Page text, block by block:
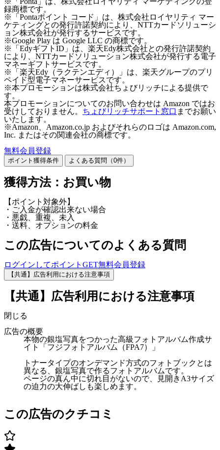
録商標です。
※「Pontaポイント コード」は、株式会社ロイヤリティ マー
ケティングとの発行許諾契約により、NTTカードソリューシ
ョン株式会社が発行するサービスです。
※Google Play は Google LLC の商標です。
※「EdyギフトID」は、楽天Edy株式会社との発行許諾契約
により、NTTカードソリューション株式会社が発行する電子
マネーギフトサービスです。
※「楽天Edy（ラクテンエディ）」は、楽天グループのプリ
ペイド型電子マネーサービスです。
※本プロモーションは株式会社ちょびリッチによる提供で
す。
本プロモーションについてのお問い合わせは Amazon ではお
受けしておりません。 ちょびリッチサポート窓口 までお願い
いたします。
※Amazon、Amazon.co.jp およびそれらのロゴは Amazon.com,
Inc. またはその関連会社の商標です。
無料会員登録
ポイント獲得条件 よくある質問（0件）
獲得方法：お買い物
【ポイント対象外】
・ご入金が確認出来ない場合
・悪戯、重複、未入
・送料、オプションの料金
この広告についてのよくある質問
ログインしてポイントGET無料会員登録
【共通】広告利用における注意事項
【共通】広告利用における注意事項
閉じる
広告の概要
本物の銀塩写真をつかった高級フォトアルバム作成サ
イト「フジフォトアルバム（FPA7）」
トナータイプのオンデマンド方式のフォトブックとは
異なる、銀塩写真で作るフォトアルバムです。
ページの真ん中に切れ目がないので、見開きA3サイズ
の迫力の大伸ばしも楽しめます。
この広告のクチコミ